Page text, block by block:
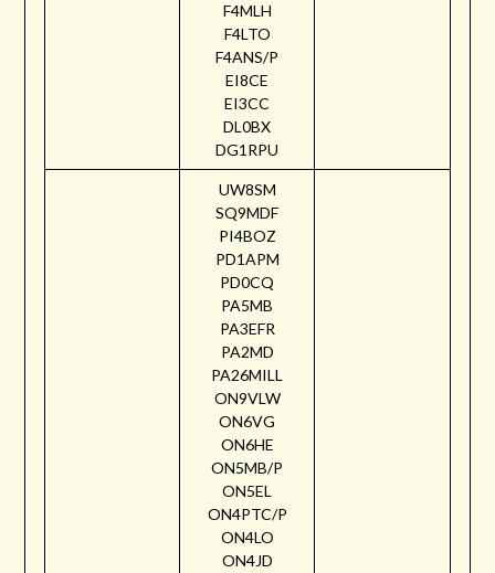
F4MLH
F4LTO
F4ANS/P
EI8CE
EI3CC
DL0BX
DG1RPU
UW8SM
SQ9MDF
PI4BOZ
PD1APM
PD0CQ
PA5MB
PA3EFR
PA2MD
PA26MILL
ON9VLW
ON6VG
ON6HE
ON5MB/P
ON5EL
ON4PTC/P
ON4LO
ON4JD